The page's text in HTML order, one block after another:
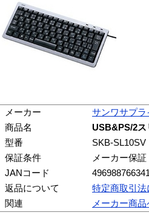
メーカー
サンワサプラ
商品名
USB&PS/2ス
型番
SKB-SL10SV
保証条件
メーカー保証
JANコード
返品について
特定商取引
関連
メーカー商